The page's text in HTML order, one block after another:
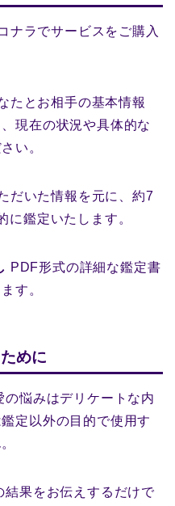
ナラでサービスをご購入
たとお相手の基本情報
現在の状況や具体的な
い。
だいた情報を元に、約7
に鑑定いたします。
PDF形式の詳細な鑑定書
す。
めに
の悩みはデリケートな内
定以外の目的で使用す
結果をお伝えするだけで